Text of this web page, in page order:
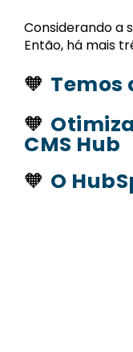
Considerando a
Então, há mais
🧡 Temos
🧡
CMS Hub
🧡 O